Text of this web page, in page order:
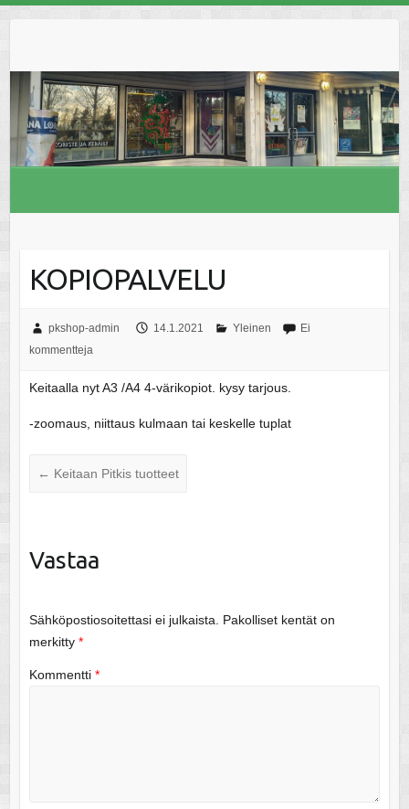
KOPIOPALVELU
pkshop-admin 14.1.2021 Yleinen
Ei
kommentteja
Keitaalla nyt A3 /A4 4-värikopiot. kysy tarjous.
-zoomaus, niittaus kulmaan tai keskelle tuplat
← Keitaan Pitkis tuotteet
Vastaa
Sähköpostiosoitettasi ei julkaista.
Pakolliset kentät on
merkitty *
Kommentti *